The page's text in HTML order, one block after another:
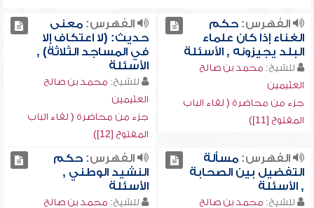
الفهرس:حكم
الغناء إذا كان علماء
البلد يجيزونه , الأسئلة
للشيخ: محمد بن صالح
العثيمين
جزء من محاضرة ( لقاء الباب
المفتوح [11])
الفهرس:معنى
حديث: (لا اعتكاف إلا
في المساجد الثلاثة) ,
الأسئلة
للشيخ: محمد بن صالح
العثيمين
جزء من محاضرة ( لقاء الباب
المفتوح [12])
الفهرس:مسألة
التفضيل بين الصحابة
, الأسئلة
للشيخ: محمد بن صالح
الفهرس:حكم
النشيد الوطني ,
الأسئلة
للشيخ: محمد بن صالح